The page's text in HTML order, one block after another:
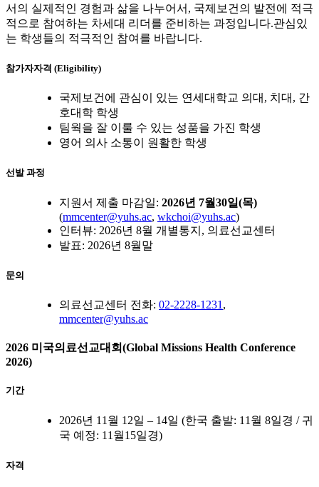
서의 실제적인 경험과 삶을 나누어서, 국제보건의 발전에 적극
적으로 참여하는 차세대 리더를 준비하는 과정입니다.관심있
는 학생들의 적극적인 참여를 바랍니다.
참가자자격 (Eligibility)
국제보건에 관심이 있는 연세대학교 의대, 치대, 간
호대학 학생
팀웍을 잘 이룰 수 있는 성품을 가진 학생
영어 의사 소통이 원활한 학생
선발 과정
지원서 제출 마감일: 2026년 7월30일(목)
(mmcenter@yuhs.ac, wkchoi@yuhs.ac)
인터뷰: 2026년 8월 개별통지, 의료선교센터
발표: 2026년 8월말
문의
의료선교센터 전화: 02-2228-1231 ,
mmcenter@yuhs.ac
2026 미국의료선교대회(Global Missions Health Conference
2026)
기간
2026년 11월 12일 – 14일 (한국 출발: 11월 8일경 / 귀
국 예정: 11월15일경)
자격